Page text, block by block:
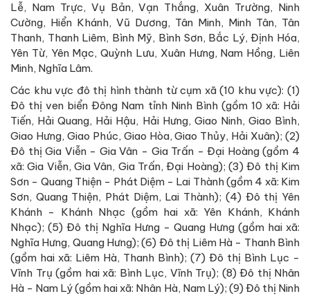
Lễ, Nam Trực, Vụ Bản, Vạn Thắng, Xuân Trường, Ninh
Cường, Hiển Khánh, Vũ Dương, Tân Minh, Minh Tân, Tân
Thanh, Thanh Liêm, Bình Mỹ, Bình Sơn, Bắc Lý, Định Hóa,
Yên Từ, Yên Mạc, Quỳnh Lưu, Xuân Hưng, Nam Hồng, Liên
Minh, Nghĩa Lâm.
Các khu vực đô thị hình thành từ cụm xã (10 khu vực): (1)
Đô thị ven biển Đông Nam tỉnh Ninh Bình (gồm 10 xã: Hải
Tiến, Hải Quang, Hải Hậu, Hải Hưng, Giao Ninh, Giao Bình,
Giao Hưng, Giao Phúc, Giao Hòa, Giao Thủy, Hải Xuân); (2)
Đô thị Gia Viễn - Gia Vân - Gia Trấn - Đại Hoàng (gồm 4
xã: Gia Viễn, Gia Vân, Gia Trấn, Đại Hoàng); (3) Đô thị Kim
Sơn - Quang Thiện - Phát Diệm - Lai Thành (gồm 4 xã: Kim
Sơn, Quang Thiện, Phát Diệm, Lai Thành); (4) Đô thị Yên
Khánh - Khánh Nhạc (gồm hai xã: Yên Khánh, Khánh
Nhạc); (5) Đô thị Nghĩa Hưng - Quang Hưng (gồm hai xã:
Nghĩa Hưng, Quang Hưng); (6) Đô thị Liêm Hà - Thanh Bình
(gồm hai xã: Liêm Hà, Thanh Bình); (7) Đô thị Bình Lục -
Vĩnh Trụ (gồm hai xã: Bình Lục, Vĩnh Trụ); (8) Đô thị Nhân
Hà - Nam Lý (gồm hai xã: Nhân Hà, Nam Lý); (9) Đô thị Ninh